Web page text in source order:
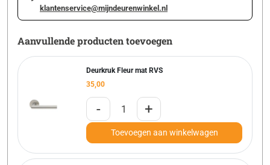
klantenservice@mijndeurenwinkel.nl
Aanvullende producten toevoegen
Deurkruk Fleur mat RVS
35,00
- +
Toevoegen aan winkelwagen